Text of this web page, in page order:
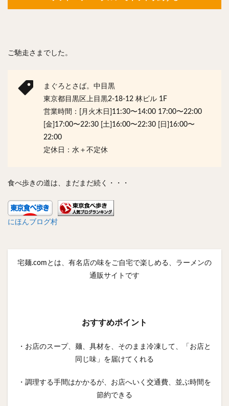
ご馳走さまでした。
まぐろとさば。中目黒
東京都目黒区上目黒2-18-12 林ビル 1F
営業時間：[月火木日]11:30〜14:00 17:00〜22:00
[金]17:00〜22:30 [土]16:00〜22:30 [日]16:00〜
22:00
定休日：水＋不定休
食べ歩きの道は、まだまだ続く・・・
にほんブログ村
宅麺.comとは、有名店の味をご自宅で楽しめる、ラーメンの
通販サイトです
おすすめポイント
・お店のスープ、麺、具材を、そのまま冷凍して、「お店と
同じ味」を届けてくれる
・調理する手間はかかるが、お店へいく交通費、並ぶ時間を
節約できる